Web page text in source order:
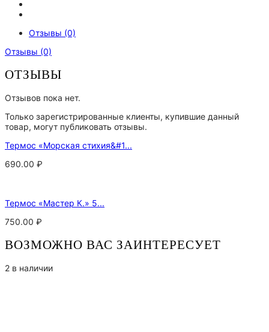
Отзывы (0)
Отзывы (0)
ОТЗЫВЫ
Отзывов пока нет.
Только зарегистрированные клиенты, купившие данный
товар, могут публиковать отзывы.
Термос «Морская стихия&#1...
690.00 ₽
Термос «Мастер К.» 5...
750.00 ₽
ВОЗМОЖНО ВАС ЗАИНТЕРЕСУЕТ
2 в наличии